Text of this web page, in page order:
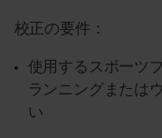
校正の要件：
使用するスポーツ
ランニングまたは
い